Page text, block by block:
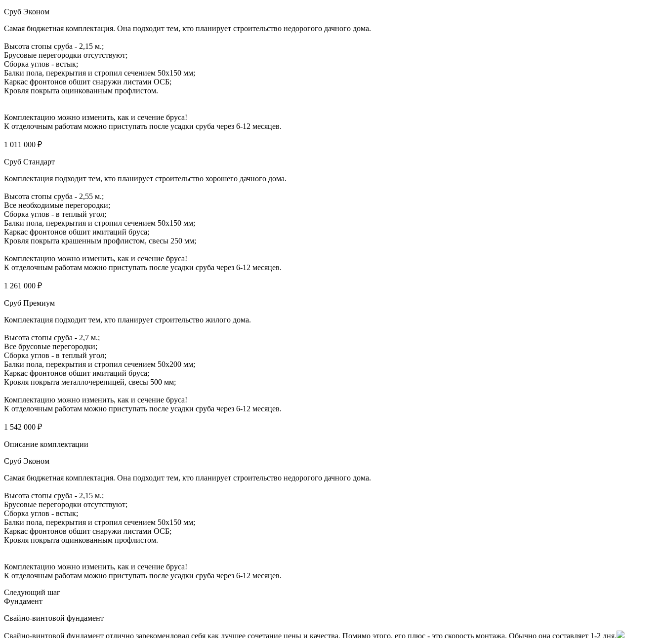
Сруб Эконом
Самая бюджетная комплектация. Она подходит тем, кто планирует строительство недорогого дачного дома.
Высота стопы сруба - 2,15 м.;
Брусовые перегородки отсутствуют;
Сборка углов - встык;
Балки пола, перекрытия и стропил сечением 50х150 мм;
Каркас фронтонов обшит снаружи листами ОСБ;
Кровля покрыта оцинкованным профлистом.
Комплектацию можно изменить, как и сечение бруса!
К отделочным работам можно приступать после усадки сруба через 6-12 месяцев.
1 011 000 ₽
Сруб Стандарт
Комплектация подходит тем, кто планирует строительство хорошего дачного дома.
Высота стопы сруба - 2,55 м.;
Все необходимые перегородки;
Сборка углов - в теплый угол;
Балки пола, перекрытия и стропил сечением 50х150 мм;
Каркас фронтонов обшит имитаций бруса;
Кровля покрыта крашенным профлистом, свесы 250 мм;
Комплектацию можно изменить, как и сечение бруса!
К отделочным работам можно приступать после усадки сруба через 6-12 месяцев.
1 261 000 ₽
Сруб Премиум
Комплектация подходит тем, кто планирует строительство жилого дома.
Высота стопы сруба - 2,7 м.;
Все брусовые перегородки;
Сборка углов - в теплый угол;
Балки пола, перекрытия и стропил сечением 50х200 мм;
Каркас фронтонов обшит имитаций бруса;
Кровля покрыта металлочерепицей, свесы 500 мм;
Комплектацию можно изменить, как и сечение бруса!
К отделочным работам можно приступать после усадки сруба через 6-12 месяцев.
1 542 000 ₽
Описание комплектации
Сруб Эконом
Самая бюджетная комплектация. Она подходит тем, кто планирует строительство недорогого дачного дома.
Высота стопы сруба - 2,15 м.;
Брусовые перегородки отсутствуют;
Сборка углов - встык;
Балки пола, перекрытия и стропил сечением 50х150 мм;
Каркас фронтонов обшит снаружи листами ОСБ;
Кровля покрыта оцинкованным профлистом.
Комплектацию можно изменить, как и сечение бруса!
К отделочным работам можно приступать после усадки сруба через 6-12 месяцев.
Следующий шаг
Фундамент
Свайно-винтовой фундамент
Свайно-винтовой фундамент отлично зарекомендовал себя как лучшее сочетание цены и качества. Помимо этого, его плюс - это скорость монтажа. Обычно она составляет 1-2 дня.